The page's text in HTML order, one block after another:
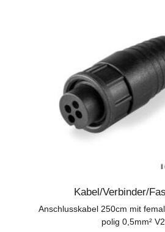
Kabel/Verbinder/
Anschlusskabel 250cm mit
polig 0,5mm²